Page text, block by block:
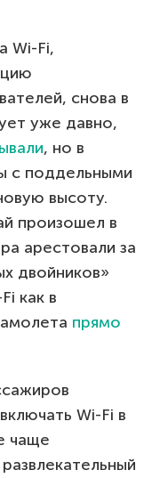
Wi-Fi,
снова в
уже давно,
, но в
с поддельными
высоту.
произошел в
арестовали за
двойников»
как в
прямо
Wi-Fi в
чаще